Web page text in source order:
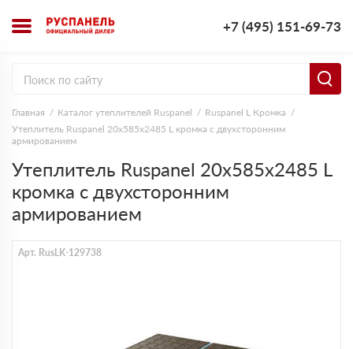
+7 (495) 151-69-73
Главная Каталог утеплителей Ruspanel
Ruspanel L Кромка
Утеплитель Ruspanel 20х585х2485 L кромка с двухсторонним
армированием
Утеплитель Ruspanel 20х585х2485 L
кромка с двухсторонним
армированием
Арт. RusLK-129738